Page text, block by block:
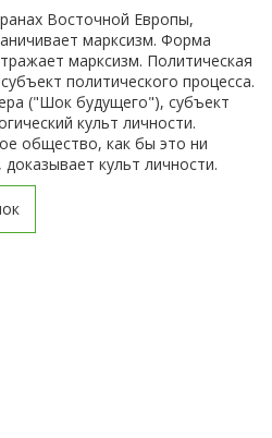
Восточной Европы,
марксизм. Форма
марксизм. Политическая
политического процесса.
("Шок будущего"), субъект
культ личности.
общество, как бы это ни
культ личности.